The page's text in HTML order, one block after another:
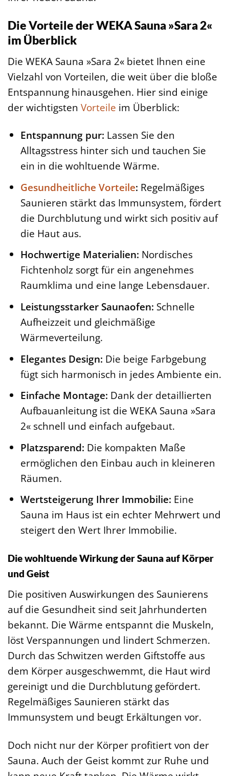
Die Vorteile der WEKA Sauna »Sara 2«
im Überblick
Die WEKA Sauna »Sara 2« bietet Ihnen eine
Vielzahl von Vorteilen, die weit über die bloße
Entspannung hinausgehen. Hier sind einige
der wichtigsten Vorteile im Überblick:
Entspannung pur: Lassen Sie den
Alltagsstress hinter sich und tauchen Sie
ein in die wohltuende Wärme.
Gesundheitliche Vorteile: Regelmäßiges
Saunieren stärkt das Immunsystem, fördert
die Durchblutung und wirkt sich positiv auf
die Haut aus.
Hochwertige Materialien: Nordisches
Fichtenholz sorgt für ein angenehmes
Raumklima und eine lange Lebensdauer.
Leistungsstarker Saunaofen: Schnelle
Aufheizzeit und gleichmäßige
Wärmeverteilung.
Elegantes Design: Die beige Farbgebung
fügt sich harmonisch in jedes Ambiente ein.
Einfache Montage: Dank der detaillierten
Aufbauanleitung ist die WEKA Sauna »Sara
2« schnell und einfach aufgebaut.
Platzsparend: Die kompakten Maße
ermöglichen den Einbau auch in kleineren
Räumen.
Wertsteigerung Ihrer Immobilie: Eine
Sauna im Haus ist ein echter Mehrwert und
steigert den Wert Ihrer Immobilie.
Die wohltuende Wirkung der Sauna auf Körper
und Geist
Die positiven Auswirkungen des Saunierens
auf die Gesundheit sind seit Jahrhunderten
bekannt. Die Wärme entspannt die Muskeln,
löst Verspannungen und lindert Schmerzen.
Durch das Schwitzen werden Giftstoffe aus
dem Körper ausgeschwemmt, die Haut wird
gereinigt und die Durchblutung gefördert.
Regelmäßiges Saunieren stärkt das
Immunsystem und beugt Erkältungen vor.
Doch nicht nur der Körper profitiert von der
Sauna. Auch der Geist kommt zur Ruhe und